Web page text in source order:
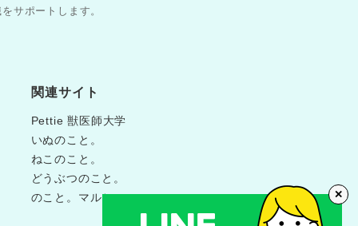
サポートします。
関連サイト
Pettie 獣医師大学
いぬのこと。
ねこのこと。
どうぶつのこと。
のこと。マルシェ
✕